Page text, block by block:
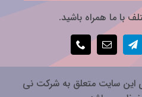
با ما همراه باشید.
این سایت متعلق به شرکت نی